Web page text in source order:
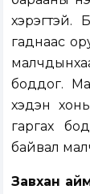
хэрэгтэй.
гаднаас
боддог.
хэдэн хонь
гаргах
байвал
Завхан